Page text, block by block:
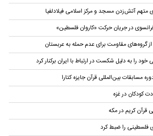
متهم آتش‌زدن مسجد و مرکز اسلامی فیلادلفیا
در جریان حرکت «کاروان فلسطین»
گروه‌های مقاومت برای عدم حمله به عربستان
خود را به دلیل شکست در ارتباط با ایران برکنار کرد
مسابقات بین‌المللی قرآن جایزه کتارا
کودکان در غزه
قرآن کریم در مکه
فلسطینی را ضبط کرد